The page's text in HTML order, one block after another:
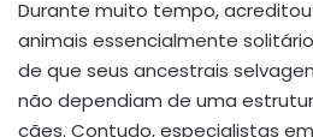
Durante muito tempo,
animais essencialmente
de que seus ancestrais
não dependiam de uma
cães. Contudo, especialistas